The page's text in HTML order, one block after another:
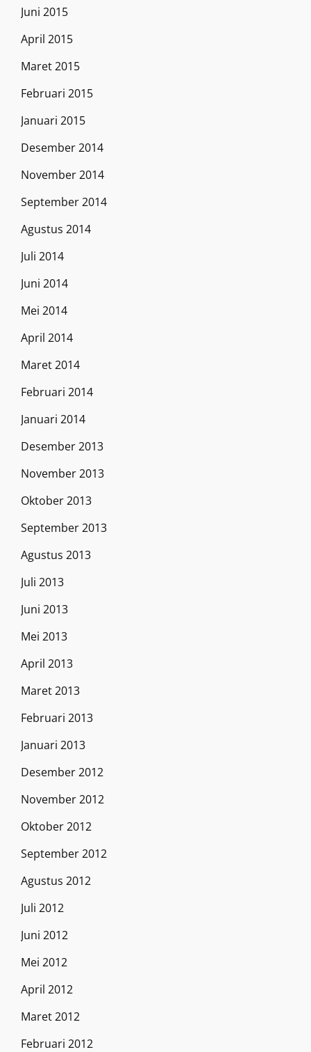
Juni 2015
April 2015
Maret 2015
Februari 2015
Januari 2015
Desember 2014
November 2014
September 2014
Agustus 2014
Juli 2014
Juni 2014
Mei 2014
April 2014
Maret 2014
Februari 2014
Januari 2014
Desember 2013
November 2013
Oktober 2013
September 2013
Agustus 2013
Juli 2013
Juni 2013
Mei 2013
April 2013
Maret 2013
Februari 2013
Januari 2013
Desember 2012
November 2012
Oktober 2012
September 2012
Agustus 2012
Juli 2012
Juni 2012
Mei 2012
April 2012
Maret 2012
Februari 2012